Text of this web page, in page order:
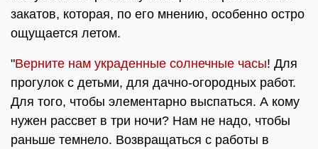
закатов, которая, по его мнению, особенно остро
ощущается летом.
"Верните нам украденные солнечные часы! Для
прогулок с детьми, для дачно-огородных работ.
Для того, чтобы элементарно выспаться. А кому
нужен рассвет в три ночи? Нам не надо, чтобы
раньше темнело. Возвращаться с работы в